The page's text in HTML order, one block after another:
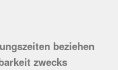
beziehen
zwecks